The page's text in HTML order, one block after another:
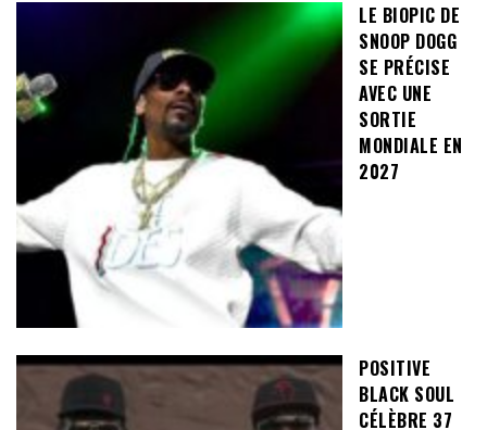
LE BIOPIC DE
SNOOP DOGG
SE PRÉCISE
AVEC UNE
SORTIE
MONDIALE EN
2027
POSITIVE
BLACK SOUL
CÉLÈBRE 37